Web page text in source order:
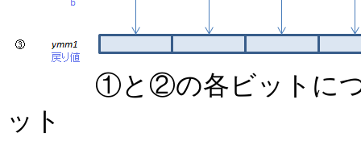
①と②の各ビットに
ット